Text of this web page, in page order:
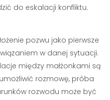
do eskalacji konfliktu.
pozwu jako pierwsze
w danej sytuacji.
między małżonkami są
rozmowę, próba
rozwodu może być